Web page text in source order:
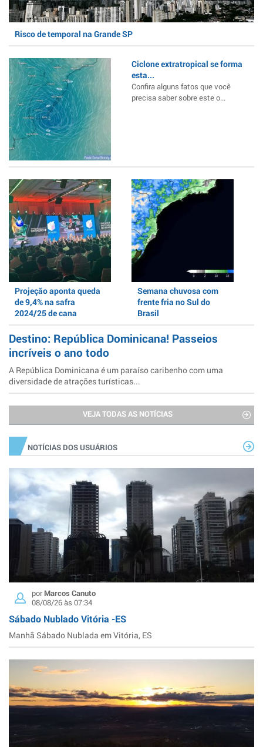
Risco de temporal na Grande SP
Ciclone extratropical se forma
esta...
Confira alguns fatos que você
precisa saber sobre este o...
Projeção aponta queda
de 9,4% na safra
2024/25 de cana
Semana chuvosa com
frente fria no Sul do
Brasil
Destino: República Dominicana! Passeios
incríveis o ano todo
A República Dominicana é um paraíso caribenho com uma
diversidade de atrações turísticas...
VEJA TODAS AS NOTÍCIAS
NOTÍCIAS DOS USUÁRIOS
porMarcos Canuto
08/08/26 às 07:34
Sábado Nublado Vitória -ES
Manhã Sábado Nublada em Vitória, ES